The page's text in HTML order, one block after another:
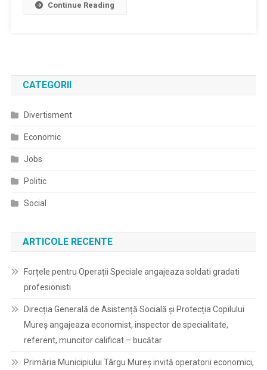
Continue Reading
CATEGORII
Divertisment
Economic
Jobs
Politic
Social
ARTICOLE RECENTE
Forțele pentru Operații Speciale angajeaza soldati gradati
profesionisti
Direcția Generală de Asistență Socială și Protecția Copilului
Mureș angajeaza economist, inspector de specialitate,
referent, muncitor calificat – bucătar
Primăria Municipiului Târgu Mureș invită operatorii economici,